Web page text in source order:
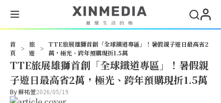
首
頁
>
旅
遊
>
TTE旅展雄獅首創「全球鐵道專區」！暑假親子遊日最高省2
萬，極光、跨年預購現折1.5萬
TTE旅展雄獅首創「全球鐵道專區」！暑假親
子遊日最高省2萬，極光、跨年預購現折1.5萬
By蘇祐萱2026/05/19